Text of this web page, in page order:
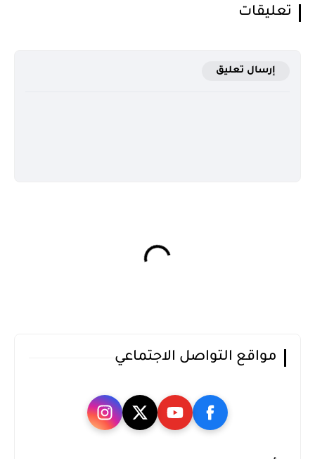
تعليقات
إرسال تعليق
مواقع التواصل الاجتماعي